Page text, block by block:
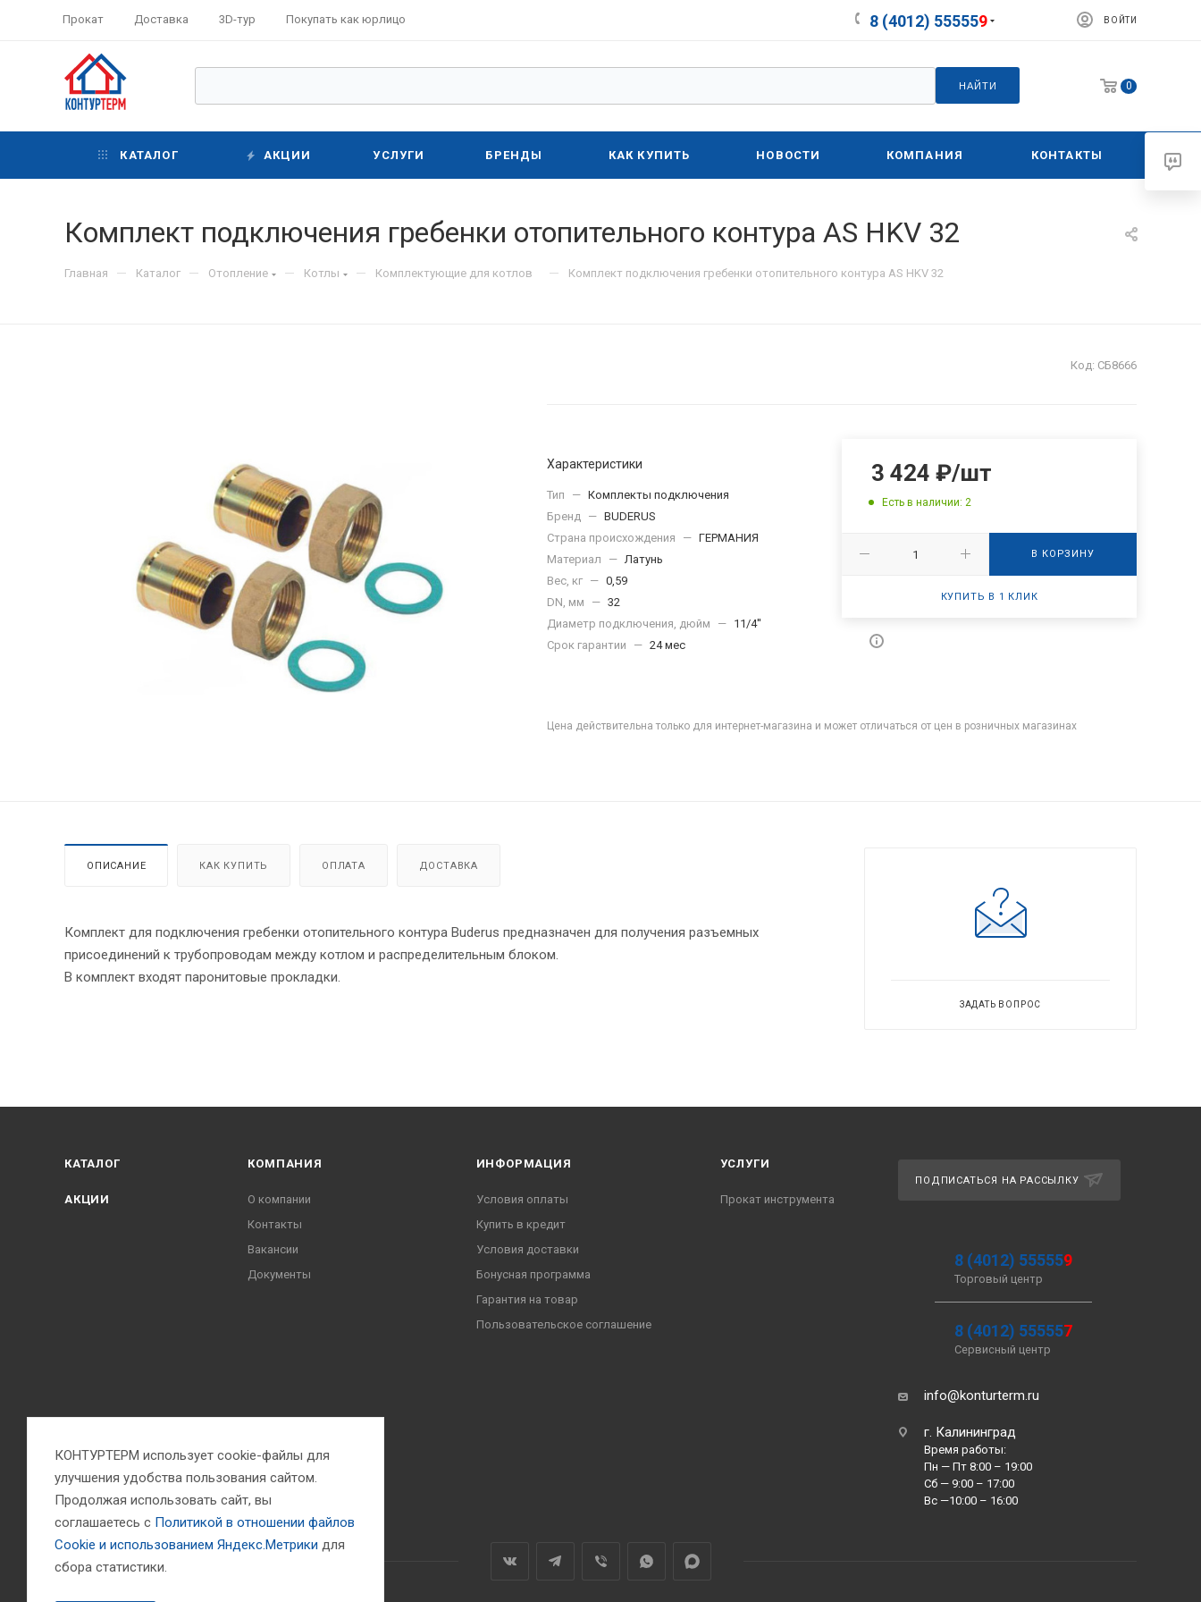
Прокат Доставка 3D-тур Покупать как юрлицо 8 (4012) 555559 ВОЙТИ
НАЙТИ 0
КАТАЛОГ АКЦИИ УСЛУГИ БРЕНДЫ КАК КУПИТЬ НОВОСТИ КОМПАНИЯ КОНТАКТЫ
Комплект подключения гребенки отопительного контура AS HKV 32
Главная — Каталог — Отопление — Котлы — Комплектующие для котлов — Комплект подключения гребенки отопительного контура AS HKV 32
Код: СБ8666
Характеристики
Тип — Комплекты подключения
Бренд — BUDERUS
Страна происхождения
— ГЕРМАНИЯ
Материал
— Латунь
Вес, кг — 0,59
DN, мм
— 32
Диаметр подключения, дюйм
— 11/4''
Срок гарантии
— 24 мес
3 424 ₽/шт
Есть в наличии: 2
В КОРЗИНУ
КУПИТЬ В 1 КЛИК
Цена действительна только для интернет-магазина и может отличаться от цен в розничных магазинах
ОПИСАНИЕ КАК КУПИТЬ ОПЛАТА ДОСТАВКА
Комплект для подключения гребенки отопительного контура Buderus предназначен для получения разъемных
присоединений к трубопроводам между котлом и распределительным блоком.
В комплект входят паронитовые прокладки.
ЗАДАТЬ ВОПРОС
КАТАЛОГ
АКЦИИ
КОМПАНИЯ
О компании
Контакты
Вакансии
Документы
ИНФОРМАЦИЯ
Условия оплаты
Купить в кредит
Условия доставки
Бонусная программа
Гарантия на товар
Пользовательское соглашение
УСЛУГИ
Прокат инструмента
ПОДПИСАТЬСЯ НА РАССЫЛКУ
8 (4012) 555559
Торговый центр
8 (4012) 555557
Сервисный центр
info@konturterm.ru
г. Калининград
Время работы:
Пн — Пт 8:00 – 19:00
Сб — 9:00 – 17:00
Вс —10:00 – 16:00
КОНТУРТЕРМ использует cookie-файлы для
улучшения удобства пользования сайтом.
Продолжая использовать сайт, вы
соглашаетесь с Политикой в отношении файлов
Сookie и использованием Яндекс.Метрики для
сбора статистики.